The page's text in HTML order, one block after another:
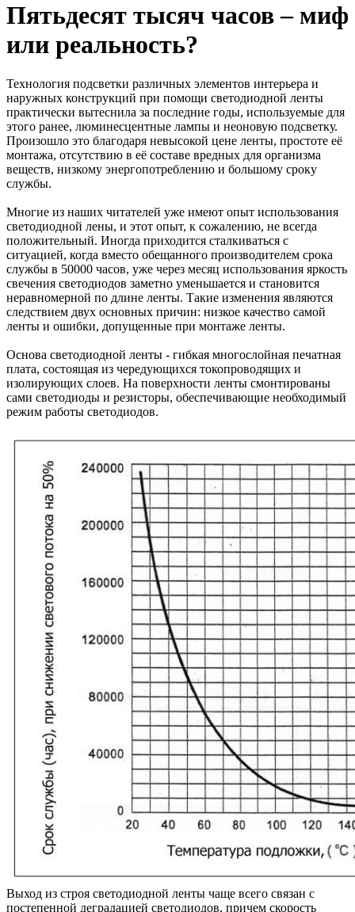
Пятьдесят тысяч часов – миф
или реальность?
Технология подсветки различных элементов интерьера и
наружных конструкций при помощи светодиодной ленты
практически вытеснила за последние годы, используемые для
этого ранее, люминесцентные лампы и неоновую подсветку.
Произошло это благодаря невысокой цене ленты, простоте её
монтажа, отсутствию в её составе вредных для организма
веществ, низкому энергопотреблению и большому сроку
службы.
Многие из наших читателей уже имеют опыт использования
светодиодной лены, и этот опыт, к сожалению, не всегда
положительный. Иногда приходится сталкиваться с
ситуацией, когда вместо обещанного производителем срока
службы в 50000 часов, уже через месяц использования яркость
свечения светодиодов заметно уменьшается и становится
неравномерной по длине ленты. Такие изменения являются
следствием двух основных причин: низкое качество самой
ленты и ошибки, допущенные при монтаже ленты.
Основа светодиодной ленты - гибкая многослойная печатная
плата, состоящая из чередующихся токопроводящих и
изолирующих слоев. На поверхности ленты смонтированы
сами светодиоды и резисторы, обеспечивающие необходимый
режим работы светодиодов.
Выход из строя светодиодной ленты чаще всего связан с
постепенной деградацией светодиодов, причем скорость